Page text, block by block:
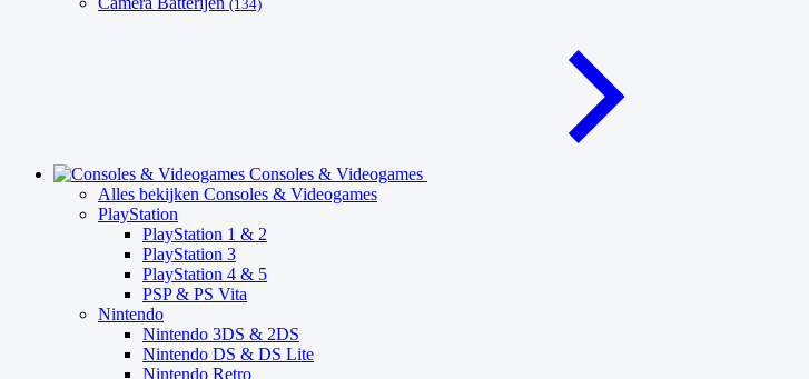
(134)
Consoles & Videogames
Alles bekijken Consoles & Videogames
PlayStation
PlayStation 1 & 2
PlayStation 3
PlayStation 4 & 5
PSP & PS Vita
Nintendo
Nintendo 3DS & 2DS
Nintendo DS & DS Lite
Nintendo Retro